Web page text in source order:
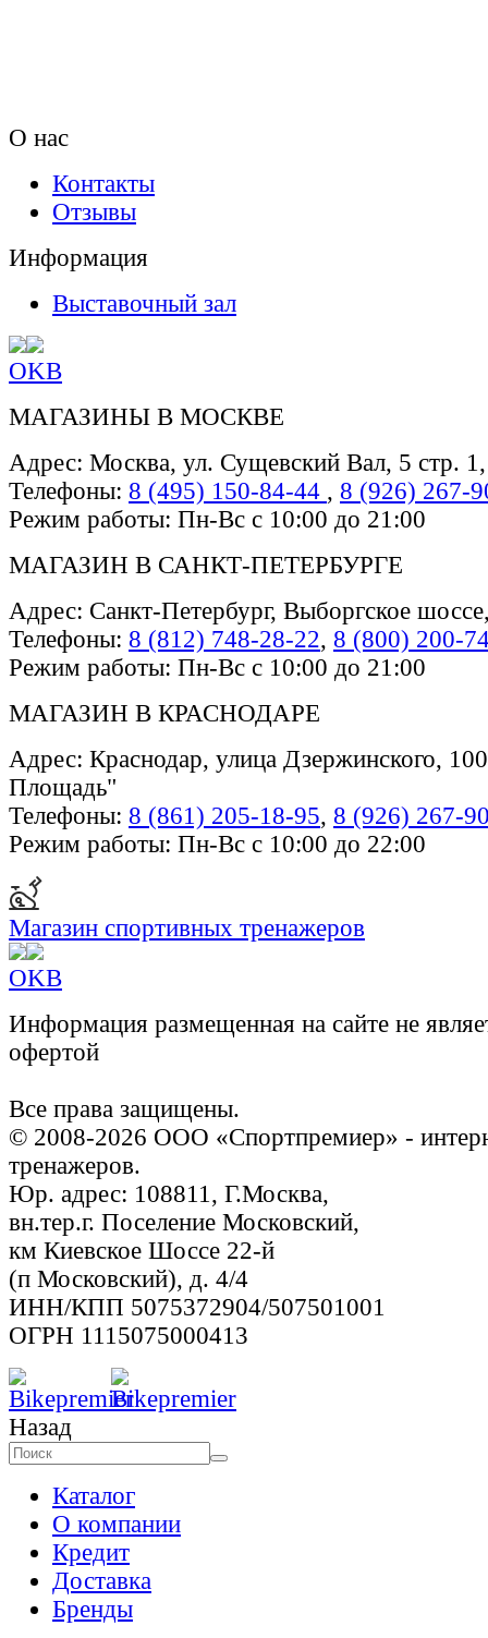
О нас
Контакты
Отзывы
Информация
Выставочный зал
OKВ
МАГАЗИНЫ В МОСКВЕ
Адрес: Москва, ул. Сущевский Вал, 5 стр.
Телефоны: 8 (495) 150-84-44 , 8 (926) 267-
Режим работы: Пн-Вс с 10:00 до 21:00
МАГАЗИН В САНКТ-ПЕТЕРБУРГЕ
Адрес: Санкт-Петербург, Выборгское
Телефоны: 8 (812) 748-28-22, 8 (800) 200-
Режим работы: Пн-Вс с 10:00 до 21:00
МАГАЗИН В КРАСНОДАРЕ
Адрес: Краснодар, улица Дзержинского,
Площадь"
Телефоны: 8 (861) 205-18-95, 8 (926) 267-
Режим работы: Пн-Вс с 10:00 до 22:00
Магазин спортивных тренажеров
OKВ
Информация размещенная на сайте не
офертой
Все права защищены.
© 2008-2026 ООО «Спортпремиер» -
тренажеров.
Юр. адрес: 108811, Г.Москва,
вн.тер.г. Поселение Московский,
км Киевское Шоссе 22-й
(п Московский), д. 4/4
ИНН/КПП 5075372904/507501001
ОГРН 1115075000413
Назад
Каталог
О компании
Кредит
Доставка
Бренды